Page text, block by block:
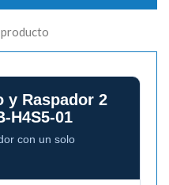
y Raspador 2
H4S5-01
con un solo